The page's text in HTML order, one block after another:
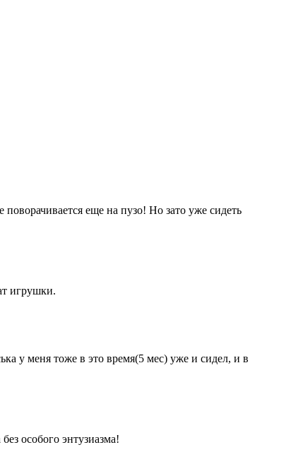
еще на пузо! Но зато уже сидеть
игрушки.
у меня тоже в это время(5 мес) уже и сидел, и в
особого энтузиазма!